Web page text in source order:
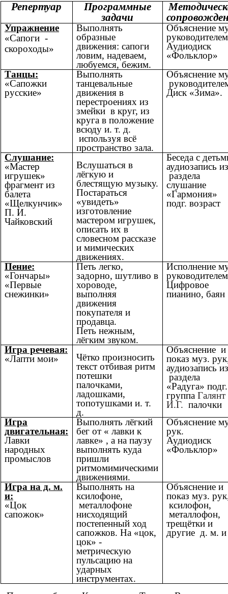
Репертуар
Программные
задачи
Упражнение
«Сапоги -
скороходы»
Выполнять
образные
движения: сапоги
ловим, надеваем,
любуемся, бежим.
Объяснение
Аудиодиск
«Фольклор»
Танцы:
«Сапожки
русские»
Выполнять
танцевальные
движения в
перестроениях из
змейки в круг, из
круга в положение
всюду и. т. д.
используя всё
пространство зала.
Объяснение
Диск «Зима».
Слушание:
«Мастер
игрушек»
фрагмент из
балета
«Щелкунчик»
П. И.
Чайковский
Вслушаться в
лёгкую и
блестящую музыку.
Постараться
«увидеть»
изготовление
мастером игрушек,
описать их в
словесном рассказе
и мимических
движениях.
Беседа с
аудиозапись из
раздела
слушание
«Гармония»
подг. возраст
Пение:
«Гончары»
«Первые
снежинки»
Петь легко,
задорно, шутливо в
хороводе,
выполняя
движения
покупателя и
продавца.
Петь нежным,
лёгким звуком.
Исполнение
Цифровое
пианино, баян
Игра речевая:
«Лапти мои»
Чётко произносить
текст отбивая ритм
потешки
палочками,
ладошками,
топотушками и. т.
д.
Объяснение и
показ муз.
аудиозапись из
раздела
«Радуга» подг.
группа Галянт
И.Г. палочки
Игра
двигательная:
Лавки
народных
промыслов
Выполнять лёгкий
бег от « лавки к
лавке» , а на паузу
выполнять куда
пришли
ритмомимическими
движениями.
Объяснение
рук.
Аудиодиск
«Фольклор»
Игра на д. м.
и:
«Цок
сапожок»
Выполнять на
ксилофоне,
металлофоне
нисходящий
постепенный ход
сапожков. На «цок,
цок» -
метрическую
пульсацию на
ударных
инструментах.
Объяснение и
показ муз.
ксилофон,
металлофон,
трещётки и
другие д. м. и